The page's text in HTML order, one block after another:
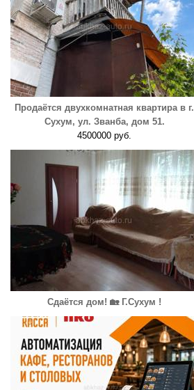
Продаётся двухкомнатная квартира в г.
Сухум, ул. Званба, дом 51.
4500000 руб.
Сдаётся дом! 🏡 Г.Сухум !